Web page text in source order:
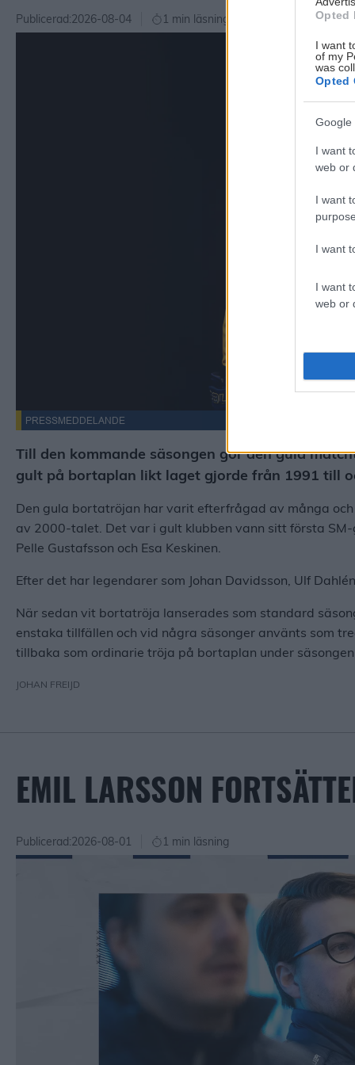
Opted
I want
of my
was
Opted
Google
I want
web or
I want
I want
I want
web or
Publicerad:2026-08-04 1 min läsning
PRESSMEDDELANDE
Till den kommande säsongen gör den gula
gult på bortaplan likt laget gjorde från 1991 till
Den gula bortatröjan har varit efterfrågad av många
av 2000-talet. Det var i gult klubben vann sitt första
Pelle Gustafsson och Esa Keskinen.
Efter det har legendarer som Johan Davidsson, Ulf
När sedan vit bortatröja lanserades som standard
enstaka tillfällen och vid några säsonger använts som
tillbaka som ordinarie tröja på bortaplan under
JOHAN FREIJD
EMIL LARSSON
Publicerad:2026-08-01 1 min läsning